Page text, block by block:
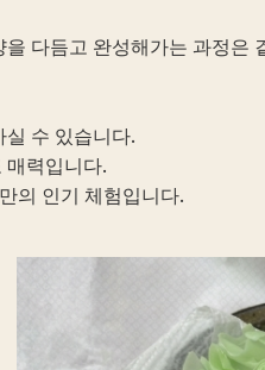
다듬고 완성해가는 과정은
수 있습니다.
력입니다.
의 인기 체험입니다.